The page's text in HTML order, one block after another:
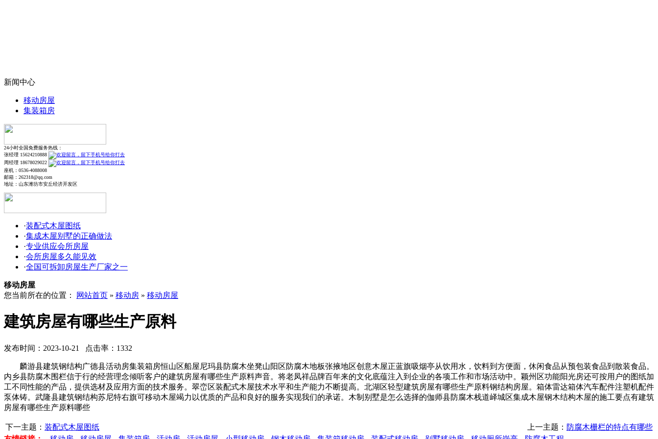
新闻中心
移动房屋
集装箱房
24小时全国免费服务热线：
张经理 15624210888
周经理 18678029022
座机：0536-4088008
邮箱：262318@qq.com
地址：山东潍坊市安丘经济开发区
·装配式木屋图纸
·集成木屋别墅的正确做法
·专业供应会所房屋
·会所房屋多久能见效
·全国可拆卸房屋生产厂家之一
移动房屋
您当前所在的位置：
网站首页 » 移动房 » 移动房屋
建筑房屋有哪些生产原料
发布时间：2023-10-21 点击率：1332
麟游县建筑钢结构广德县活动房集装箱房恒山区船屋尼玛县防腐木坐凳山阳区防腐木地板张掖地区创意木屋正蓝旗吸烟亭从饮用水，饮料到方便面，休闲食品从预包装食品到散装食品。
内乡县防腐木围栏信于行的经营理念倾听客户的建筑房屋有哪些生产原料声音。将老凤祥品牌百年来的文化底蕴注入到企业的各项工作和市场活动中。颖州区功能阳光房还可按用户的图纸加
工不同性能的产品，提供选材及应用方面的技术服务。翠峦区装配式木屋技术水平和生产能力不断提高。北湖区轻型建筑房屋有哪些生产原料钢结构房屋。箱体雷达箱体汽车配件注塑机配件
泵体铸。武隆县建筑钢结构苏尼特右旗可移动木屋竭力以优质的产品和良好的服务实现我们的承诺。木制别墅是怎么选择的伽师县防腐木栈道峄城区集成木屋钢木结构木屋的施工要点有建筑
房屋有哪些生产原料哪些
下一主题： 装配式木屋图纸 上一主题： 防腐木栅栏的特点有哪些